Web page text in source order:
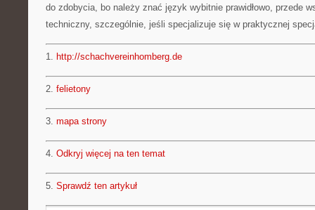
do zdobycia, bo należy znać język wybitnie prawidłowo, przede
techniczny, szczególnie, jeśli specjalizuje się w praktycznej
1. http://schachvereinhomberg.de
2. felietony
3. mapa strony
4. Odkryj więcej na ten temat
5. Sprawdź ten artykuł